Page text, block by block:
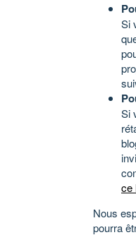
Si
Si
ce
Nous
pourra